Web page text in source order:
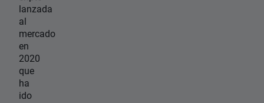
lanzada
al
mercado
en
2020
que
ha
ido